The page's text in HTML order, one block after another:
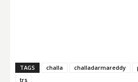
TAGS challa challadarmareddy
trs